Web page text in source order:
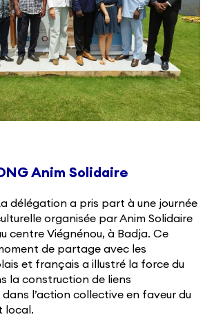
Anim Solidaire
délégation a pris part à une journée
organisée par Anim Solidaire
centre Viégnénou, à Badja. Ce
de partage avec les
et français a illustré la force du
la construction de liens
l’action collective en faveur du
local.